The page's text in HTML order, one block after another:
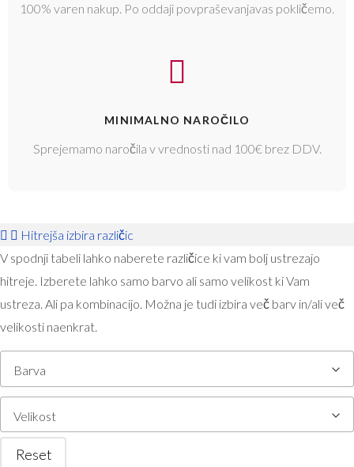
100% varen nakup. Po oddaji povpraševanjavas pokličemo.
MINIMALNO NAROČILO
Sprejemamo naročila v vrednosti nad 100€ brez DDV.
Hitrejša izbira različic
V spodnji tabeli lahko naberete različice ki vam bolj ustrezajo
hitreje. Izberete lahko samo barvo ali samo velikost ki Vam
ustreza. Ali pa kombinacijo. Možna je tudi izbira več barv in/ali več
velikosti naenkrat.
Barva
Velikost
Reset